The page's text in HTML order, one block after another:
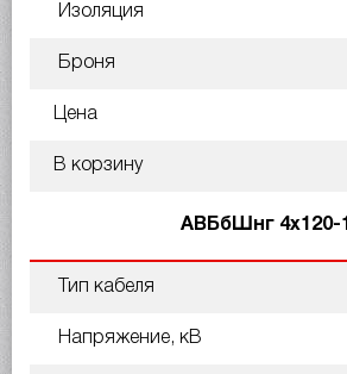
Изоляция
Броня
Цена
В корзину
АВБбШнг 4х120-1
Тип кабеля
Напряжение, кВ